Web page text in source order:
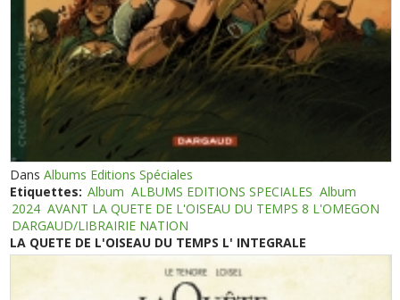
DansAlbums Editions Spéciales
Etiquettes: Album ALBUMS EDITIONS SPECIALES Album
2024 AVANT LA QUETE DE L'OISEAU DU TEMPS 8 L'OMEGON
DARGAUD/LIBRAIRIE NATION
LA QUETE DE L'OISEAU DU TEMPS L' INTEGRALE